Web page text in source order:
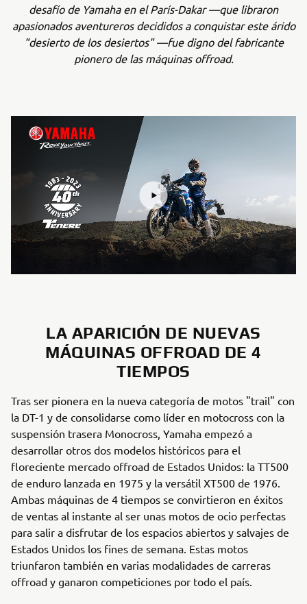
desafío de Yamaha en el París-Dakar —que libraron
apasionados aventureros decididos a conquistar este árido
"desierto de los desiertos" —fue digno del fabricante
pionero de las máquinas offroad.
LA APARICIÓN DE NUEVAS
MÁQUINAS OFFROAD DE 4
TIEMPOS
Tras ser pionera en la nueva categoría de motos "trail" con
la DT-1 y de consolidarse como líder en motocross con la
suspensión trasera Monocross, Yamaha empezó a
desarrollar otros dos modelos históricos para el
floreciente mercado offroad de Estados Unidos: la TT500
de enduro lanzada en 1975 y la versátil XT500 de 1976.
Ambas máquinas de 4 tiempos se convirtieron en éxitos
de ventas al instante al ser unas motos de ocio perfectas
para salir a disfrutar de los espacios abiertos y salvajes de
Estados Unidos los fines de semana. Estas motos
triunfaron también en varias modalidades de carreras
offroad y ganaron competiciones por todo el país.